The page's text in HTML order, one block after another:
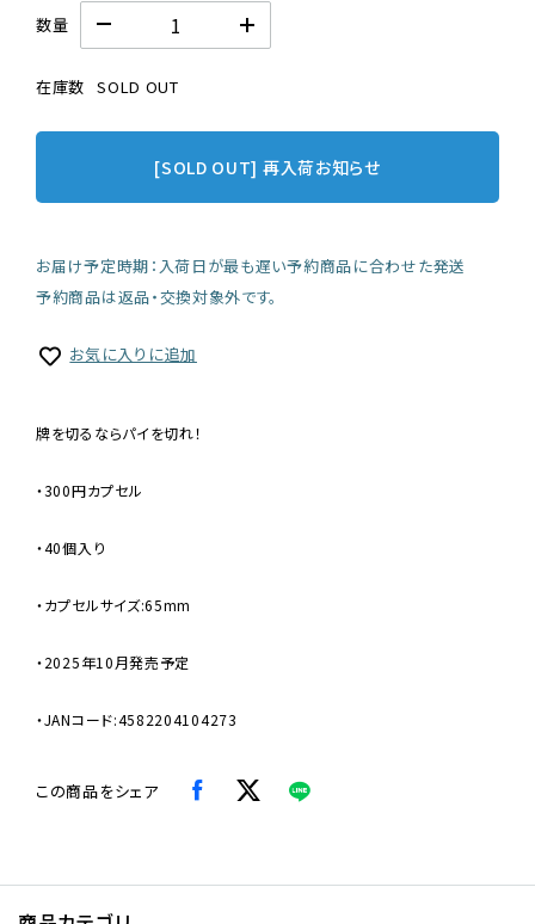
数量
在庫数 SOLD OUT
[SOLD OUT] 再入荷お知らせ
お届け予定時期：入荷日が最も遅い予約商品に合わせた発送
予約商品は返品・交換対象外です。
お気に入りに追加
牌を切るならパイを切れ！
・300円カプセル
・40個入り
・カプセルサイズ:65mm
・2025年10月発売予定
・JANコード:4582204104273
この商品をシェア